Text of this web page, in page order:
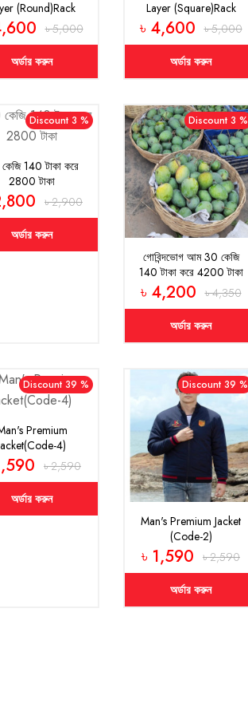
(Round)Rack
(Combo)৳ 5,000
অর্ডার করুন
Layer (Square)Rack
(Combo)
৳ 4,600 ৳ 5,000
অর্ডার করুন
Discount 3 %
140 টাকা করে
2800 টাকা
৳ 2,900
অর্ডার করুন
Discount 3 %
গোবিন্দভোগ আম 30 কেজি
140 টাকা করে 4200 টাকা
৳ 4,200 ৳ 4,350
অর্ডার করুন
Discount 39 %
Premium
4)
৳ 2,590
অর্ডার করুন
Discount 39 %
Man's Premium Jacket
(Code-2)
৳ 1,590 ৳ 2,590
অর্ডার করুন